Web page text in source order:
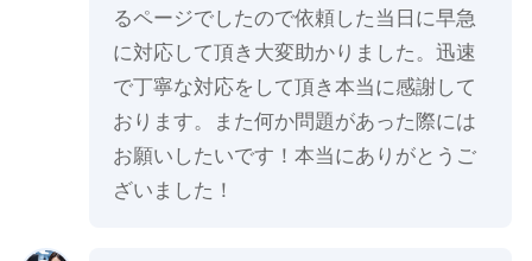
るページでしたので依頼した当日に早急
に対応して頂き大変助かりました。迅速
で丁寧な対応をして頂き本当に感謝して
おります。また何か問題があった際には
お願いしたいです！本当にありがとうご
ざいました！